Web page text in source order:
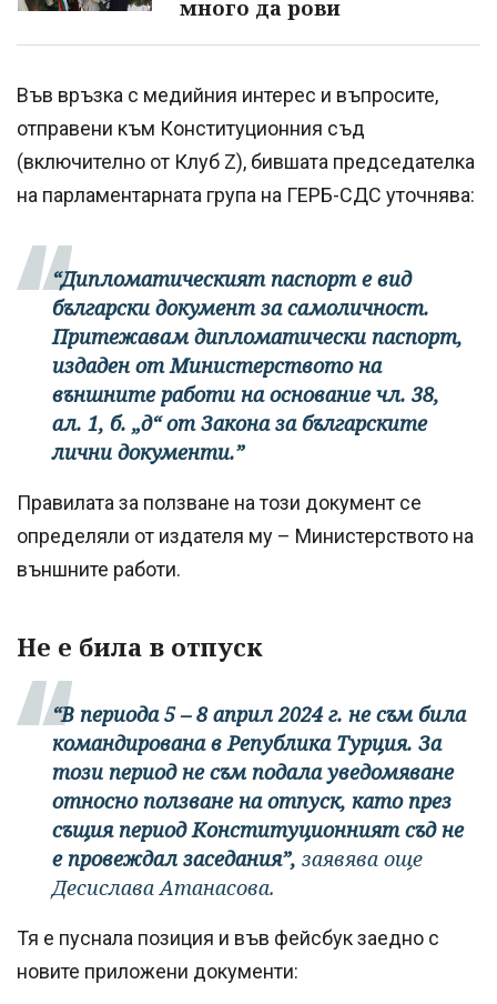
много да рови
Във връзка с медийния интерес и въпросите,
отправени към Конституционния съд
(включително от Клуб Z), бившата председателка
на парламентарната група на ГЕРБ-СДС уточнява:
“Дипломатическият паспорт е вид
български документ за самоличност.
Притежавам дипломатически паспорт,
издаден от Министерството на
външните работи на основание чл. 38,
ал. 1, б. „д“ от Закона за българските
лични документи.”
Правилата за ползване на този документ се
определяли от издателя му – Министерството на
външните работи.
Не е била в отпуск
“В периода 5 – 8 април 2024 г. не съм била
командирована в Република Турция. За
този период не съм подала уведомяване
относно ползване на отпуск, като през
същия период Конституционният съд не
е провеждал заседания”, заявява още
Десислава Атанасова.
Тя е пуснала позиция и във фейсбук заедно с
новите приложени документи: